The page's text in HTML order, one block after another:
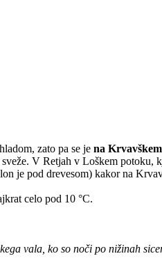
zato pa se je na
V Retjah v Loškem potoku,
je pod drevesom) kakor na
celo pod 10 °C.
vala, ko so noči po nižinah